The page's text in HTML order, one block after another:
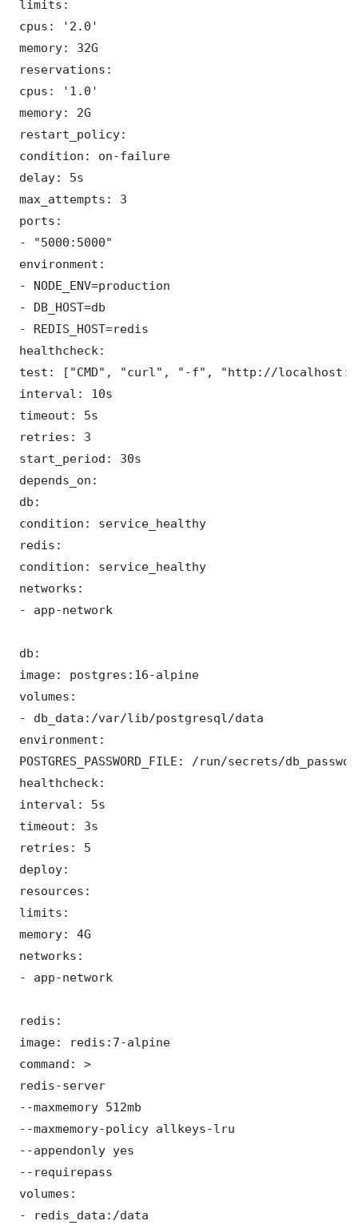
limits:
cpus: '2.0'
memory: 32G
reservations:
cpus: '1.0'
memory: 2G
restart_policy:
condition: on-failure
delay: 5s
max_attempts: 3
ports:
- "5000:5000"
environment:
- NODE_ENV=production
- DB_HOST=db
- REDIS_HOST=redis
healthcheck:
test: ["CMD", "curl", "-f", "http://
interval: 10s
timeout: 5s
retries: 3
start_period: 30s
depends_on:
db:
condition: service_healthy
redis:
condition: service_healthy
networks:
- app-network
db:
image: postgres:16-alpine
volumes:
- db_data:/var/lib/postgresql/data
environment:
POSTGRES_PASSWORD_FILE: /run/secrets/
healthcheck:
interval: 5s
timeout: 3s
retries: 5
deploy:
resources:
limits:
memory: 4G
networks:
- app-network
redis:
image: redis:7-alpine
command: >
redis-server
--maxmemory 512mb
--maxmemory-policy allkeys-lru
--appendonly yes
--requirepass
volumes:
- redis_data:/data